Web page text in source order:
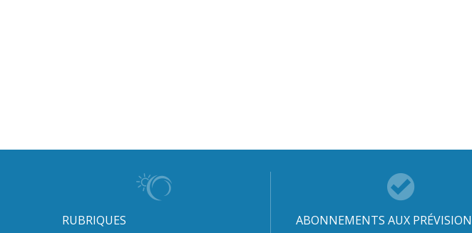
RUBRIQUES ABONNEMENTS AUX